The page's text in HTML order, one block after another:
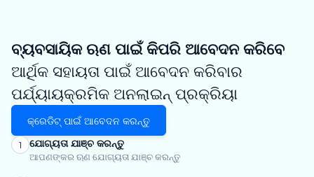
ବ୍ୟବସାୟିକ ଋଣ ପାଇଁ କିପରି ଆବେଦନ କରିବେ
ଆର୍ଥିକ ସହାୟତା ପାଇଁ ଆବେଦନ କରିବାର
ପର୍ଯ୍ୟାୟକ୍ରମିକ ଅନଲାଇନ୍ ପ୍ରକ୍ରିୟା
କ୍ରେଡିଟ୍ ପାଇଁ ଆବେଦନ କରନ୍ତୁ
1 ଯୋଗ୍ୟତା ଯାଞ୍ଚ କରନ୍ତୁ
ଆପଣଙ୍କର ଋଣ ଯୋଗ୍ୟତା ଯାଞ୍ଚ କରନ୍ତୁ